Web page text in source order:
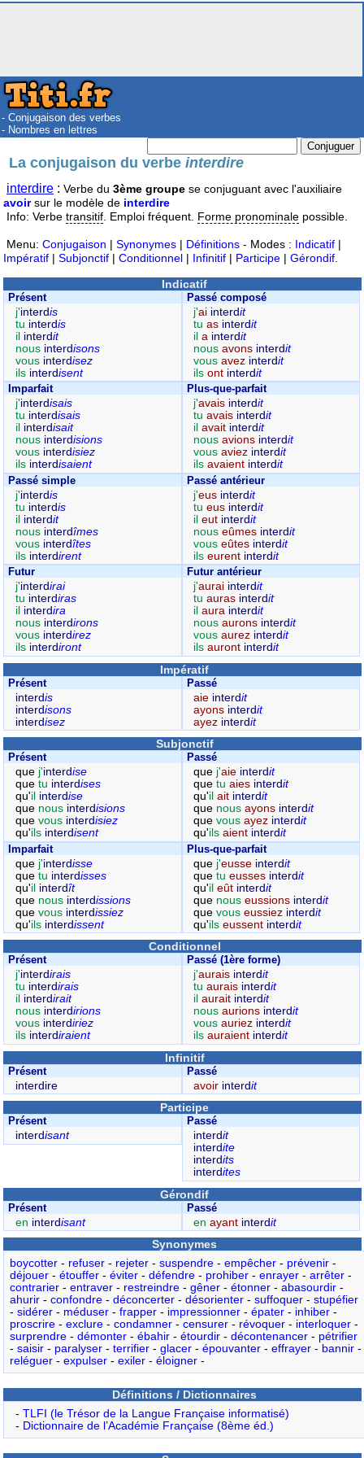
- Conjugaison des verbes
- Nombres en lettres
La conjugaison du verbeinterdire
interdire : Verbe du 3ème groupe se conjuguant avec l'auxiliaire
avoirsur le modèle de interdire
Info: Verbe transitif . Emploi fréquent. Forme pronominale possible.
Menu: Conjugaison | Synonymes | Définitions - Modes : Indicatif |
Impératif | Subjonctif | Conditionnel | Infinitif | Participe | Gérondif
Indicatif
Présent
j'interdis
tu interdis
il interdit
nous interdisons
vous interdisez
ils interdisent
Passé composé
j'ai interdit
tuas interdit
ila interdit
nousavons interdit
vousavez interdit
ilsont interdit
Imparfait
j'interdisais
tu interdisais
il interdisait
nous interdisions
vous interdisiez
ils interdisaient
Plus-que-parfait
j'avais interdit
tuavais interdit
ilavait interdit
nousavions interdit
vousaviez interdit
ilsavaient interdit
Passé simple
j'interdis
tu interdis
il interdit
nous interdîmes
vous interdîtes
ils interdirent
Passé antérieur
j'eus interdit
tueus interdit
ileut interdit
nouseûmes interdit
vouseûtes interdit
ilseurent interdit
Futur
j'interdirai
tu interdiras
il interdira
nous interdirons
vous interdirez
ils interdiront
Futur antérieur
j'aurai interdit
tuauras interdit
ilaura interdit
nousaurons interdit
vousaurez interdit
ilsauront interdit
Impératif
Présent
interdis
interdisons
interdisez
Passé
aie interdit
ayons interdit
ayez interdit
Subjonctif
Présent
que j'interdise
que tu interdises
qu'il interdise
que nous interdisions
que vous interdisiez
qu'ils interdisent
Passé
que j'aie interdit
quetuaies interdit
qu'ilait interdit
que nousayons interdit
quevousayez interdit
qu'ilsaient interdit
Imparfait
que j'interdisse
que tu interdisses
qu'il interdît
que nous interdissions
que vous interdissiez
qu'ils interdissent
Plus-que-parfait
que j'eusse interdit
quetueusses interdit
qu'ileût interdit
que nouseussions interdit
quevouseussiez interdit
qu'ilseussent interdit
Conditionnel
Présent
j'interdirais
tu interdirais
il interdirait
nous interdirions
vous interdiriez
ils interdiraient
Passé (1ère forme)
j'aurais interdit
tuaurais interdit
ilaurait interdit
nousaurions interdit
vousauriez interdit
ilsauraient interdit
Infinitif
Présent
interdire
Passé
avoir interdit
Participe
Présent
interdisant
Passé
interdit
interdite
interdits
interdites
Gérondif
Présent
en interdisant
Passé
enayant interdit
Synonymes
boycotter- refuser- rejeter- suspendre- empêcher- prévenir-
déjouer- étouffer- éviter- défendre- prohiber- enrayer- arrêter-
contrarier- entraver- restreindre- gêner- étonner- abasourdir-
ahurir- confondre- déconcerter- désorienter- suffoquer- stupéfier
- sidérer- méduser- frapper- impressionner- épater- inhiber-
proscrire- exclure- condamner- censurer- révoquer- interloquer-
surprendre- démonter- ébahir- étourdir- décontenancer- pétrifier
- saisir- paralyser- terrifier- glacer- épouvanter- effrayer- bannir-
reléguer- expulser- exiler- éloigner-
Définitions / Dictionnaires
- TLFI (le Trésor de la Langue Française informatisé)
- Dictionnaire de l’Académie Française (8ème éd.)